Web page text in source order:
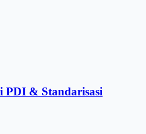
PDI & Standarisasi